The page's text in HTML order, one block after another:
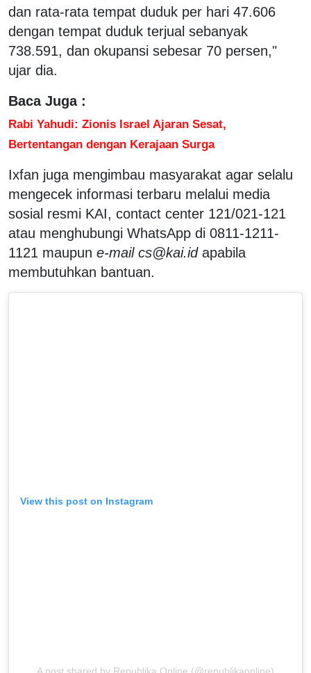
dan rata-rata tempat duduk per hari 47.606
dengan tempat duduk terjual sebanyak
738.591, dan okupansi sebesar 70 persen,"
ujar dia.
Baca Juga :
Rabi Yahudi: Zionis Israel Ajaran Sesat,
Bertentangan dengan Kerajaan Surga
Ixfan juga mengimbau masyarakat agar selalu
mengecek informasi terbaru melalui media
sosial resmi KAI, contact center 121/021-121
atau menghubungi WhatsApp di 0811-1211-
1121 maupun e-mail cs@kai.idapabila
membutuhkan bantuan.
View this post on Instagram